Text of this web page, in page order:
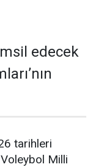
edecek
tarihleri
Milli